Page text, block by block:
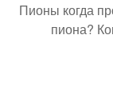
Пионы когда
пиона?